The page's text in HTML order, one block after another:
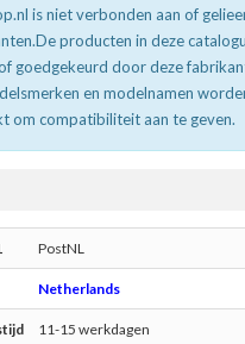
is niet verbonden aan of
producten in deze
goedgekeurd door deze
en modelnamen
om compatibiliteit aan te geven.
PostNL
Netherlands
11-15 werkdagen